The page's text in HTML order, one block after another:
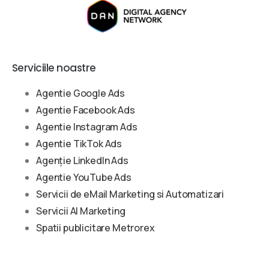
Serviciile noastre
Agentie Google Ads
Agentie Facebook Ads
Agentie Instagram Ads
Agentie TikTok Ads
Agenție LinkedIn Ads
Agentie YouTube Ads
Servicii de eMail Marketing si Automatizari
Servicii AI Marketing
Spatii publicitare Metrorex